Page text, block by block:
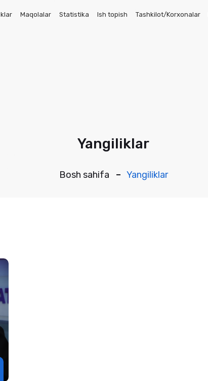
Maqolalar Statistika Ish topish Tashkilot/Korxonalar
Yangiliklar
Bosh sahifa Yangiliklar